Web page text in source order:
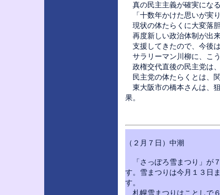
真の民主主義が確実にな
「十数年かけた思いが実
現状の体たらくに大変落
再度新しい政治体制が出
支援してきたので、今後
サラリーマン川柳に、こ
政権交代直後の民主党は
民主党の体たらくとは、
東大阪市の橋本さんは、
果。
（２月７日）中潮
「さっぽろ雪まつり」が
す。雪まつりは今月１３日
す。
札幌雪まつりはことしで